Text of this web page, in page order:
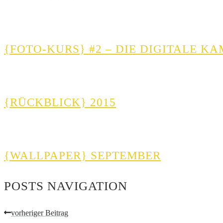
{FOTO-KURS} #2 – DIE DIGITALE
{RÜCKBLICK} 2015
{WALLPAPER} SEPTEMBER
POSTS NAVIGATION
vorheriger Beitrag